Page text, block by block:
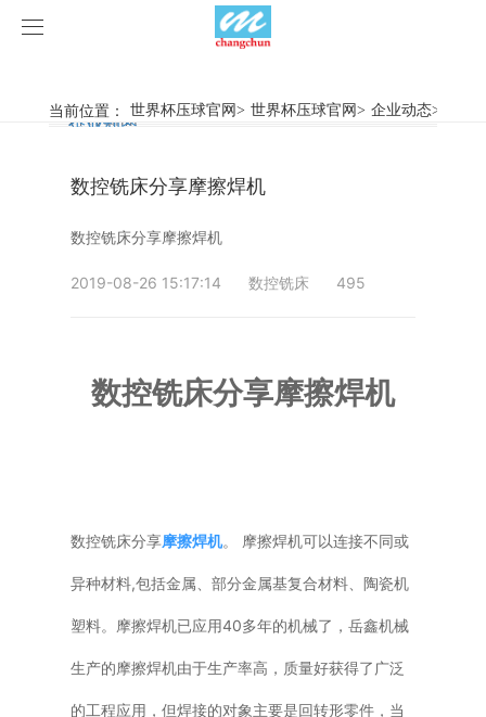
世界杯压球官网
旋弧焊机
摩擦焊机
加工中心
专用机床
产品视频
世界杯压球官网
当前位置： 世界杯压球官网> 世界杯压球官网> 企业动态>
行业新闻
企业动态
数控铣床分享摩擦焊机
数控铣床分享摩擦焊机
2019-08-26 15:17:14 数控铣床 495
数控铣床分享摩擦焊机
数控铣床分享摩擦焊机。 摩擦焊机可以连接不同或
异种材料,包括金属、部分金属基复合材料、陶瓷机
塑料。摩擦焊机已应用40多年的机械了，岳鑫机械
生产的摩擦焊机由于生产率高，质量好获得了广泛
的工程应用，但焊接的对象主要是回转形零件，当